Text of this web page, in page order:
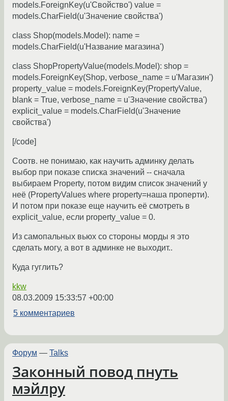
models.ForeignKey(u'Свойство') value =
models.CharField(u'Значение свойства')
class Shop(models.Model): name =
models.CharField(u'Название магазина')
class ShopPropertyValue(models.Model): shop =
models.ForeignKey(Shop, verbose_name = u'Магазин')
property_value = models.ForeignKey(PropertyValue,
blank = True, verbose_name = u'Значение свойства')
explicit_value = models.CharField(u'Значение
свойства')
[/code]
Соотв. не понимаю, как научить админку делать
выбор при показе списка значений -- сначала
выбираем Property, потом видим список значений у
неё (PropertyValues where property=наша проперти).
И потом при показе еще научить её смотреть в
explicit_value, если property_value = 0.
Из самопальных вьюх со стороны морды я это
сделать могу, а вот в админке не выходит..
Куда гуглить?
kkw
08.03.2009 15:33:57 +00:00
5 комментариев
Форум — Talks
Законный повод пнуть
мэйлру